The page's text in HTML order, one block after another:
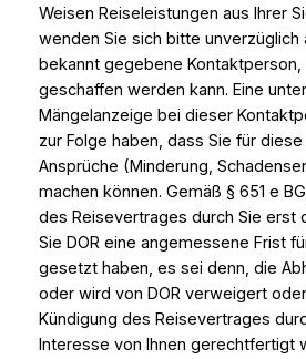
Weisen Reiseleistungen aus Ihrer
wenden Sie sich bitte unverzüglich
bekannt gegebene Kontaktperson,
geschaffen werden kann. Eine
Mängelanzeige bei dieser
zur Folge haben, dass Sie für
Ansprüche (Minderung,
machen können. Gemäß § 651 e
des Reisevertrages durch Sie erst
Sie DOR eine angemessene Frist
gesetzt haben, es sei denn, die
oder wird von DOR verweigert
Kündigung des Reisevertrages
Interesse von Ihnen gerechtfertigt